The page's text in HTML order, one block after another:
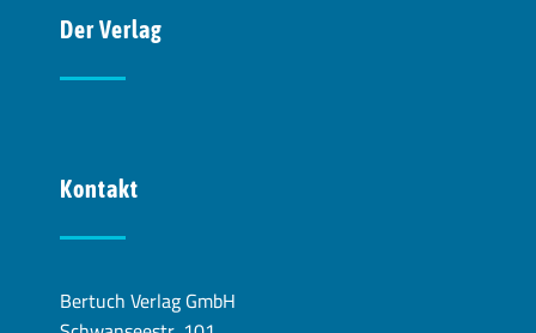
Der Verlag
Kontakt
Bertuch Verlag GmbH